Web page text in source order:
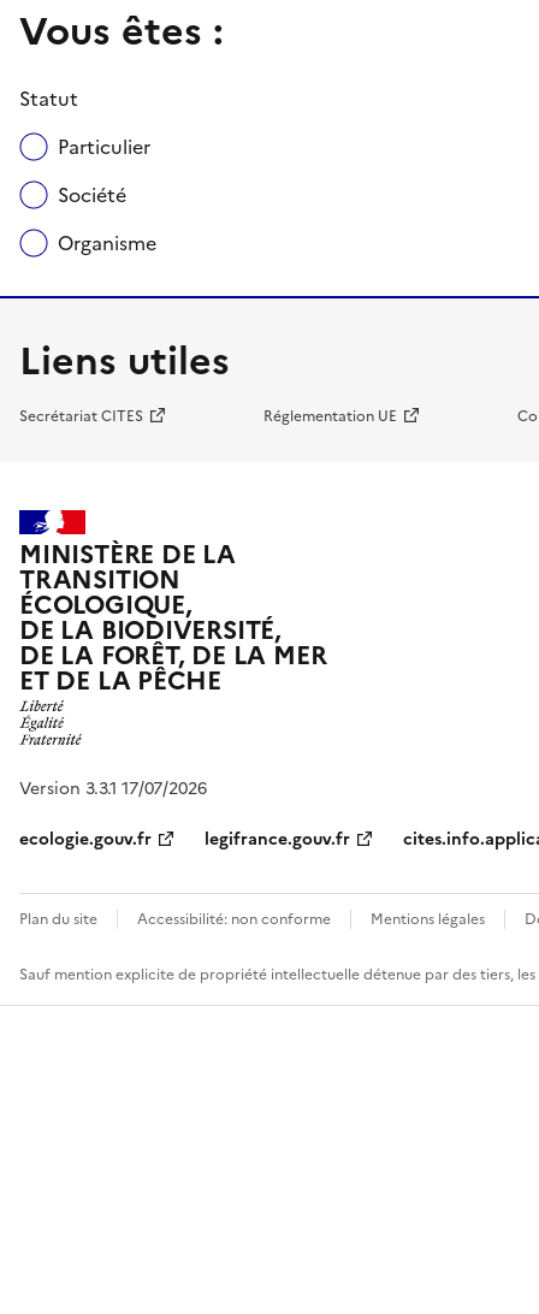
Vous êtes :
Statut
Particulier
Société
Organisme
Liens utiles
Secrétariat CITES Réglementation UE
MINISTÈRE DE LA
TRANSITION
ÉCOLOGIQUE,
DE LA BIODIVERSITÉ,
DE LA FORÊT, DE LA MER
ET DE LA PÊCHE
Version 3.3.1 17/07/2026
ecologie.gouv.fr
legifrance.gouv.fr
Plan du site Accessibilité: non conforme Mentions légales
Sauf mention explicite de propriété intellectuelle détenue par des tiers,